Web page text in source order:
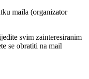
maila (organizator
svim zainteresiranim
se obratiti na mail